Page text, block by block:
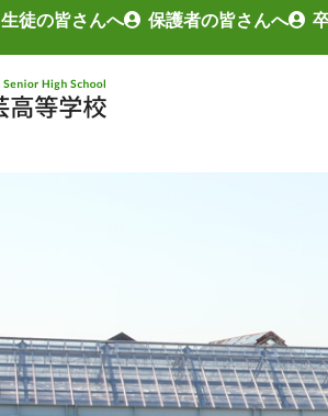
生徒の皆さんへ 保護者の皆さんへ